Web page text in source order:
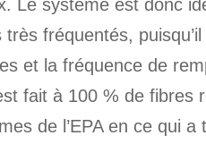
Le système est donc
très fréquentés,
et la fréquence de
fait à 100 % de fibres
de l’EPA en ce qui